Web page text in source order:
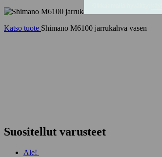
Katso tuote Shimano M6100 jarrukahva vasen
Suositellut varusteet
Ale!